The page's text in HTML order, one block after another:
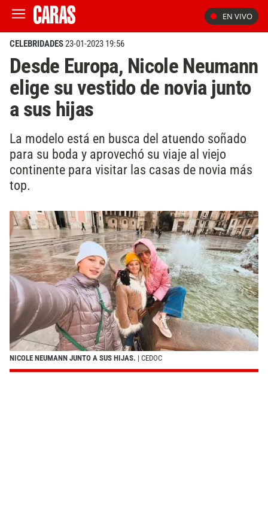
EN VIVO
CELEBRIDADES23-01-2023 19:56
Desde Europa, Nicole Neumann
elige su vestido de novia junto
a sus hijas
La modelo está en busca del atuendo soñado
para su boda y aprovechó su viaje al viejo
continente para visitar las casas de novia más
top.
NICOLE NEUMANN JUNTO A SUS HIJAS. | CEDOC